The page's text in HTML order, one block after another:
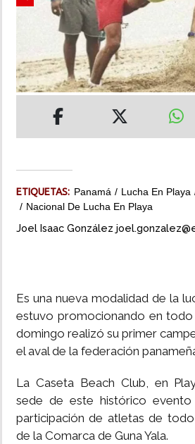
INSÓLITAS
MULTIMEDIA
ETIQUETAS: Panamá Lucha En Playa
Nacional De Lucha En Playa
Joel Isaac González
Es una nueva modalidad de la
estuvo promocionando en todo
domingo realizó su primer
el aval de la federación
La Caseta Beach Club, en
sede de este histórico
participación de atletas de
de la Comarca de Guna Yala.